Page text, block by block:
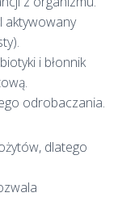
aktywowany
i błonnik
odrobaczania.
dlatego